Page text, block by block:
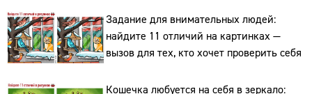
Задание для внимательных людей:
найдите 11 отличий на картинках —
вызов для тех, кто хочет проверить себя
Кошечка любуется на себя в зеркало: